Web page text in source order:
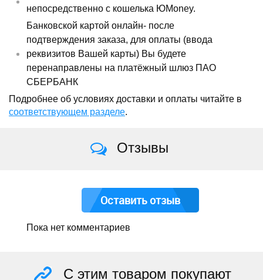
непосредственно с кошелька ЮMoney.
Банковской картой онлайн- после
подтверждения заказа, для оплаты (ввода
реквизитов Вашей карты) Вы будете
перенаправлены на платёжный шлюз ПАО
СБЕРБАНК
Подробнее об условиях доставки и оплаты читайте в
соответствующем разделе.
Отзывы
Оставить отзыв
Пока нет комментариев
С этим товаром покупают